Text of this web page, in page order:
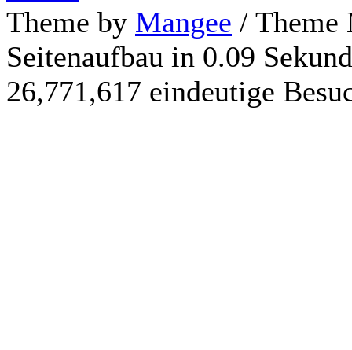
Theme by Mangee /
Seitenaufbau in 0.09
26,771,617 eindeutige